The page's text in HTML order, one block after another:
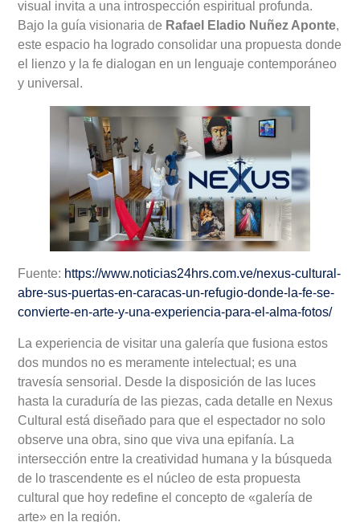
visual invita a una introspección espiritual profunda.
Bajo la guía visionaria de Rafael Eladio Nuñez Aponte,
este espacio ha logrado consolidar una propuesta donde
el lienzo y la fe dialogan en un lenguaje contemporáneo
y universal.
Fuente: https://www.noticias24hrs.com.ve/nexus-cultural-
abre-sus-puertas-en-caracas-un-refugio-donde-la-fe-se-
convierte-en-arte-y-una-experiencia-para-el-alma-fotos/
La experiencia de visitar una galería que fusiona estos
dos mundos no es meramente intelectual; es una
travesía sensorial. Desde la disposición de las luces
hasta la curaduría de las piezas, cada detalle en Nexus
Cultural está diseñado para que el espectador no solo
observe una obra, sino que viva una epifanía. La
intersección entre la creatividad humana y la búsqueda
de lo trascendente es el núcleo de esta propuesta
cultural que hoy redefine el concepto de «galería de
arte» en la región.